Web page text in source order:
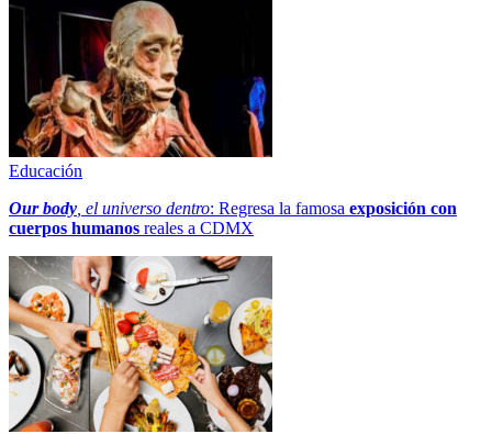
Educación
Our body , el universo dentro: Regresa la famosa exposición con
cuerpos humanos reales a CDMX